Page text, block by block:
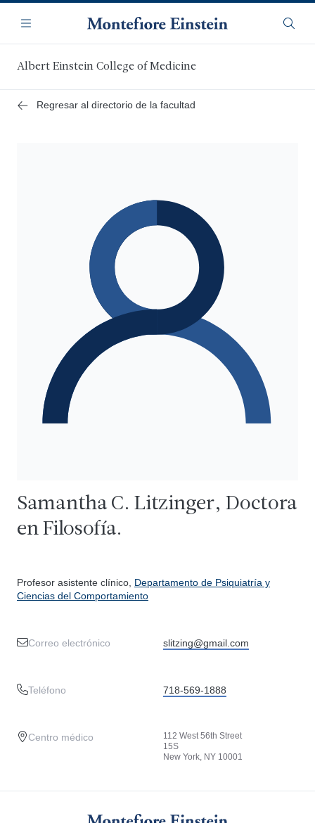
contenido
principal
Navegación
Menú
Albert Einstein College of Medicine
Regresar al directorio de la facultad
Samantha C. Litzinger, Doctora
en Filosofía.
Profesor asistente clínico, Departamento de Psiquiatría y
Ciencias del Comportamiento
Correo electrónico slitzing@gmail.com
Teléfono 718-569-1888
Centro médico
112 West 56th Street
15S
New York, NY 10001